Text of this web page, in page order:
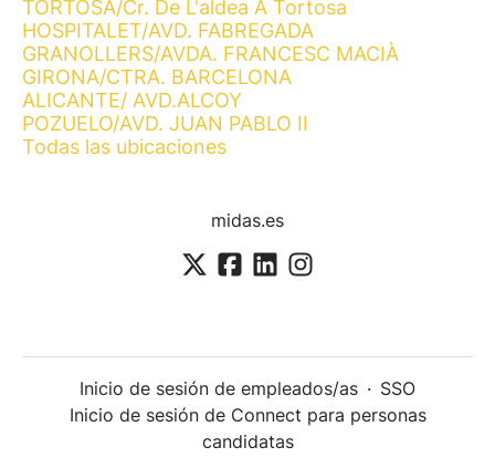
TORTOSA/Cr. De L'aldea A Tortosa
HOSPITALET/AVD. FABREGADA
GRANOLLERS/AVDA. FRANCESC MACIÀ
GIRONA/CTRA. BARCELONA
ALICANTE/ AVD.ALCOY
POZUELO/AVD. JUAN PABLO II
Todas las ubicaciones
midas.es
Inicio de sesión de empleados/as · SSO
Inicio de sesión de Connect para personas
candidatas